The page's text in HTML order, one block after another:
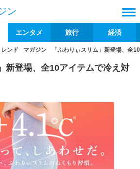
ン
エンタメ 旅行 経済
レンド マガジン 「ふわりぃスリム」新登場、全
新登場、全10アイテムで冷え対